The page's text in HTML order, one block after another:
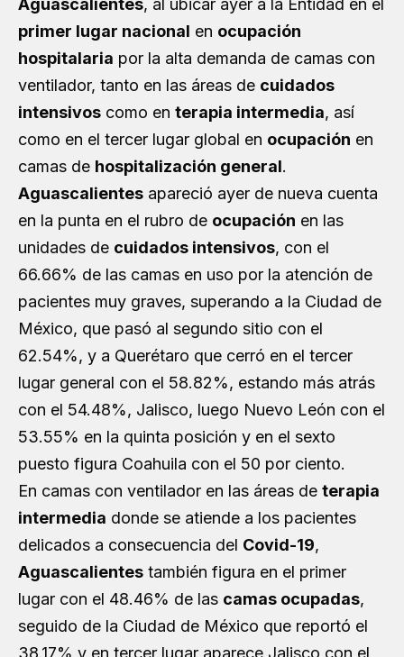
Aguascalientes, al ubicar ayer a la Entidad en el
primer lugar nacional en ocupación
hospitalaria por la alta demanda de camas con
ventilador, tanto en las áreas de cuidados
intensivos como en terapia intermedia, así
como en el tercer lugar global en ocupación en
camas de hospitalización general.
Aguascalientes apareció ayer de nueva cuenta
en la punta en el rubro de ocupación en las
unidades de cuidados intensivos, con el
66.66% de las camas en uso por la atención de
pacientes muy graves, superando a la Ciudad de
México, que pasó al segundo sitio con el
62.54%, y a Querétaro que cerró en el tercer
lugar general con el 58.82%, estando más atrás
con el 54.48%, Jalisco, luego Nuevo León con el
53.55% en la quinta posición y en el sexto
puesto figura Coahuila con el 50 por ciento.
En camas con ventilador en las áreas de terapia
intermedia donde se atiende a los pacientes
delicados a consecuencia del Covid-19,
Aguascalientes también figura en el primer
lugar con el 48.46% de las camas ocupadas,
seguido de la Ciudad de México que reportó el
38.17% y en tercer lugar aparece Jalisco con el